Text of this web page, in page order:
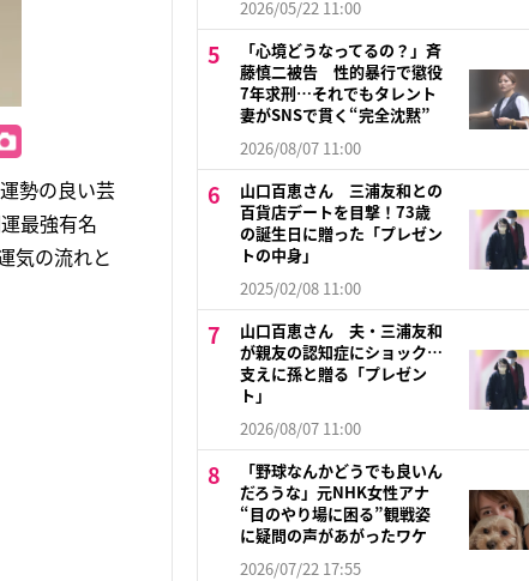
勢の良い芸
最強有名
気の流れと
2026/05/22 11:00
「心境どうなってるの？」斉
藤慎二被告 性的暴行で懲役
7年求刑…それでもタレント
妻がSNSで貫く“完全沈黙”
2026/08/07 11:00
山口百恵さん 三浦友和との
百貨店デートを目撃！73歳
の誕生日に贈った「プレゼン
トの中身」
2025/02/08 11:00
山口百恵さん 夫・三浦友和
が親友の認知症にショック…
支えに孫と贈る「プレゼン
ト」
2026/08/07 11:00
「野球なんかどうでも良いん
だろうな」元NHK女性アナ
“目のやり場に困る”観戦姿
に疑問の声があがったワケ
2026/07/22 17:55